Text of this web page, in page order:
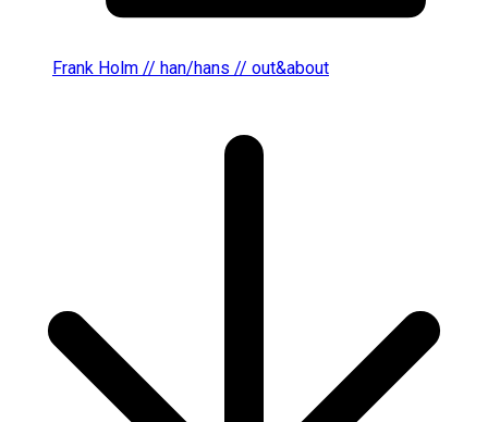
Frank Holm // han/hans // out&about